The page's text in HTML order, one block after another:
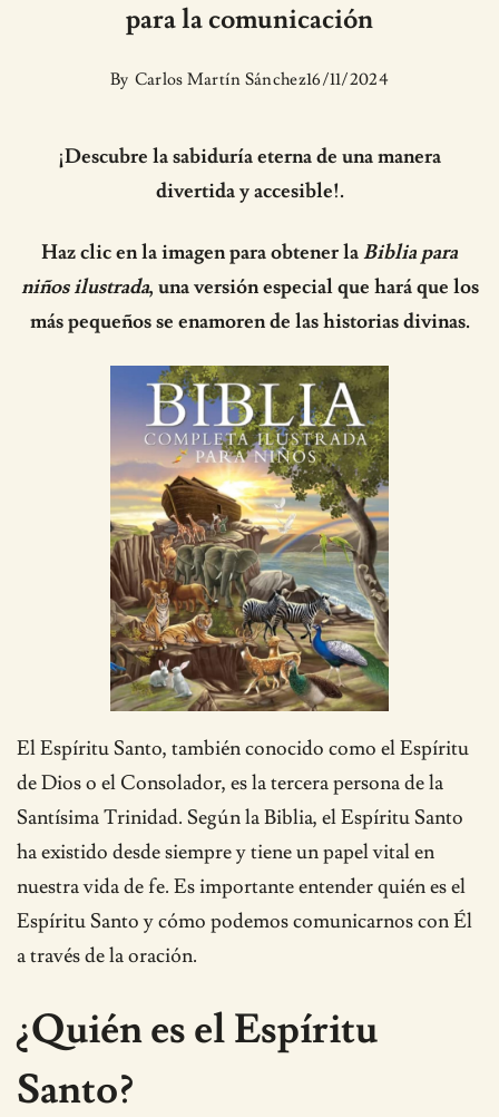
para la comunicación
By Carlos Martín Sánchez16/11/2024
¡Descubre la sabiduría eterna de una manera
divertida y accesible!.
Haz clic en la imagen para obtener laBiblia para
niños ilustrada, una versión especial que hará que los
más pequeños se enamoren de las historias divinas.
El Espíritu Santo, también conocido como el Espíritu
de Dios o el Consolador, es la tercera persona de la
Santísima Trinidad. Según la Biblia, el Espíritu Santo
ha existido desde siempre y tiene un papel vital en
nuestra vida de fe. Es importante entender quién es el
Espíritu Santo y cómo podemos comunicarnos con Él
a través de la oración.
¿Quién es el Espíritu
Santo?